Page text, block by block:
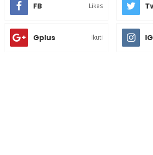
FB Likes
Gplus Ikuti IG